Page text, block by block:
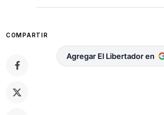
COMPARTIR
Agregar El Libertador en